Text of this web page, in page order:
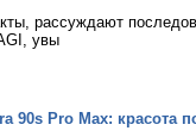
рассуждают
увы
90s Pro Max: красота